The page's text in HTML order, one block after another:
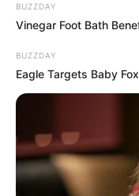
BUZZDAY
Vinegar Foot Bath
BUZZDAY
Eagle Targets Baby